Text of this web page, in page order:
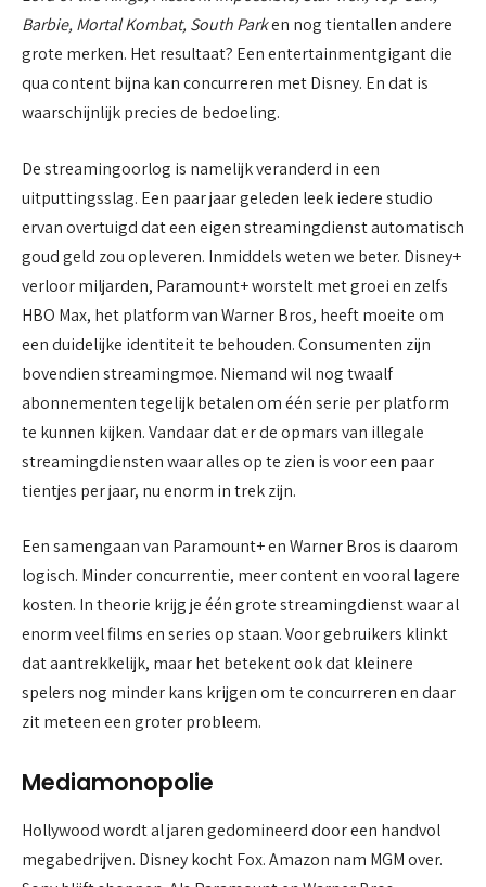
Barbie, Mortal Kombat, South Parken nog tientallen andere
grote merken. Het resultaat? Een entertainmentgigant die
qua content bijna kan concurreren met Disney. En dat is
waarschijnlijk precies de bedoeling.
De streamingoorlog is namelijk veranderd in een
uitputtingsslag. Een paar jaar geleden leek iedere studio
ervan overtuigd dat een eigen streamingdienst automatisch
goud geld zou opleveren. Inmiddels weten we beter. Disney+
verloor miljarden, Paramount+ worstelt met groei en zelfs
HBO Max, het platform van Warner Bros, heeft moeite om
een duidelijke identiteit te behouden. Consumenten zijn
bovendien streamingmoe. Niemand wil nog twaalf
abonnementen tegelijk betalen om één serie per platform
te kunnen kijken. Vandaar dat er de opmars van illegale
streamingdiensten waar alles op te zien is voor een paar
tientjes per jaar, nu enorm in trek zijn.
Een samengaan van Paramount+ en Warner Bros is daarom
logisch. Minder concurrentie, meer content en vooral lagere
kosten. In theorie krijg je één grote streamingdienst waar al
enorm veel films en series op staan. Voor gebruikers klinkt
dat aantrekkelijk, maar het betekent ook dat kleinere
spelers nog minder kans krijgen om te concurreren en daar
zit meteen een groter probleem.
Mediamonopolie
Hollywood wordt al jaren gedomineerd door een handvol
megabedrijven. Disney kocht Fox. Amazon nam MGM over.